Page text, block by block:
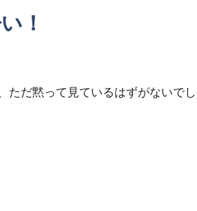
！
ただ黙って見ているはずがないでし